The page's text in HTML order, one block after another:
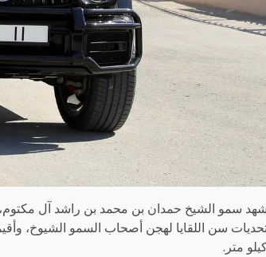
شهد سمو الشيخ حمدان بن محمد بن راشد آل مكتوم،
سن اللقايا لهجن أصحاب السمو الشيوخ،
متر.